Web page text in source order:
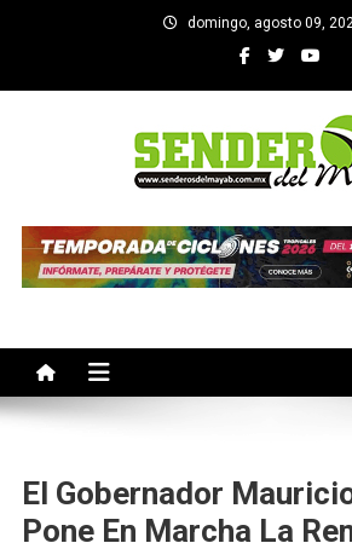
domingo, agosto 09,
SENDEROS DEL
El Gobernador
Pone En Marcha La